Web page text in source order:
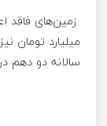
میلیارد تومان
سالانه دو دهم